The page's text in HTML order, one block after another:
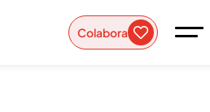
Colabora